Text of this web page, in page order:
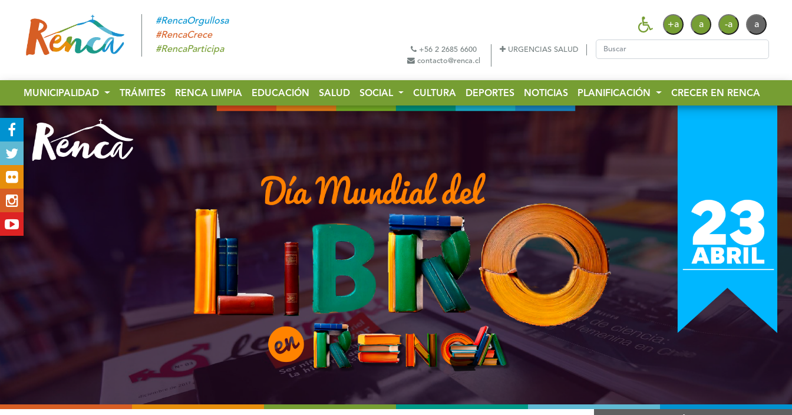
#RencaOrgullosa
#RencaCrece
#RencaParticipa
+a a -a a
+56 2 2685 6600
contacto@renca.cl
URGENCIAS SALUD
MUNICIPALIDAD TRÁMITES RENCA LIMPIA EDUCACIÓN SALUD SOCIAL CULTURA DEPORTES NOTICIAS PLANIFICACIÓN CRECER EN RENCA